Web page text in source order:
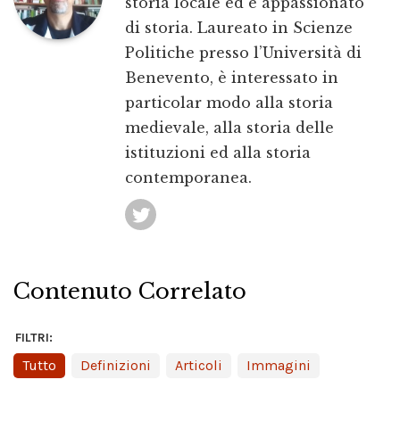
di storia. Laureato in Scienze
Politiche presso l’Università di
Benevento, è interessato in
particolar modo alla storia
medievale, alla storia delle
istituzioni ed alla storia
contemporanea.
Contenuto Correlato
FILTRI:
Tutto Definizioni Articoli Immagini